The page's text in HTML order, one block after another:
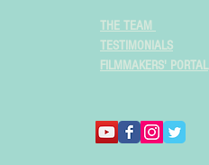
THE TEAM
TESTIMONIALS
FILMMAKERS' PORTAL